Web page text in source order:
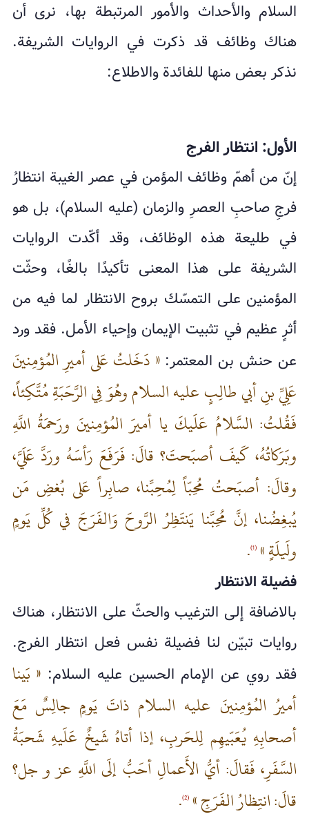
السلام والأحداث والأمور المرتبطة بها، نرى أن
هناك وظائف قد ذكرت في الروايات الشريفة.
نذكر بعض منها للفائدة والاطلاع:
الأول: انتظار الفرج
إنّ من أهمّ وظائف المؤمن في عصر الغيبة انتظارُ
فرجِ صاحبِ العصرِ والزمان (عليه السلام)، بل هو
في طليعة هذه الوظائف، وقد أكّدت الروايات
الشريفة على هذا المعنى تأكيدًا بالغًا، وحثّت
المؤمنين على التمسّك بروح الانتظار لما فيه من
أثرٍ عظيم في تثبيت الإيمان وإحياء الأمل. فقد ورد
عن حنش بن المعتمر:« دَخَلتُ عَلى‌ أميرِ المُؤمِنينَ
عَلِيِّ بنِ أبي طالِبٍ عليه السلام وهُوَ فِي الرَّحَبَةِ مُتَّكِئاً،
فَقُلتُ: السَّلامُ عَلَيكَ يا أميرَ المُؤمِنينَ ورَحمَةُ اللَّهِ
وبَرَكاتُهُ، كَيفَ أصبَحتَ؟ قالَ: فَرَفَعَ رَأسَهُ ورَدَّ عَلَيَّ،
وقالَ: أصبَحتُ مُحِبّاً لِمُحِبِّنا، صابِراً عَلى‌ بُغضِ مَن
يُبغِضُنا، إنَّ مُحِبَّنا يَنتَظِرُ الرَّوحَ وَالفَرَجَ في كُلِّ يَومٍ
ولَيلَةٍ » (1)
.
فضيلة الانتظار
بالاضافة إلى الترغيب والحثّ على الانتظار، هناك
روايات تبيّن لنا فضيلة نفس فعل انتظار الفرج.
فقد روي عن الإمام الحسين عليه السلام: « بَينا
أميرُ المُؤمِنينَ عليه السلام ذاتَ يَومٍ جالِسٌ مَعَ
أصحابِهِ يُعَبّيهِم لِلحَربِ، إذا أتاهُ شَيخٌ عَلَيهِ شَحبَةُ
السَّفَرِ، فَقالَ: أيُّ الأَعمالِ أحَبُّ إلَى اللَّهِ عز و جل؟
قالَ: انتِظارُ الفَرَجِ » (2)
.